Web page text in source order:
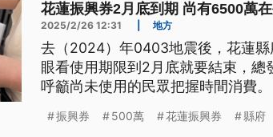
花蓮振興券2月底到期 尚有6500萬
2025/2/26 12:31 地方
去（2024）年0403地震後，花蓮
眼看使用期限到2月底就要結束，
呼籲尚未使用的民眾把握時間消費。
振興券 500萬 花蓮振興券 縣府